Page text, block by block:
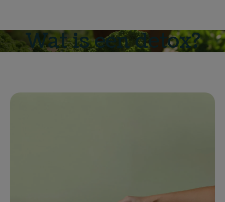
Wat is een detox?